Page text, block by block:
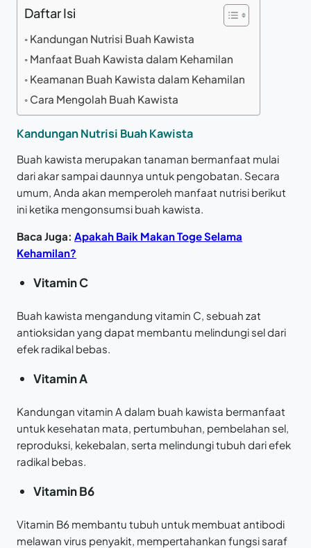
Daftar Isi
Kandungan Nutrisi Buah Kawista
Manfaat Buah Kawista dalam Kehamilan
Keamanan Buah Kawista dalam Kehamilan
Cara Mengolah Buah Kawista
Kandungan Nutrisi Buah Kawista
Buah kawista merupakan tanaman bermanfaat mulai
dari akar sampai daunnya untuk pengobatan. Secara
umum, Anda akan memperoleh manfaat nutrisi berikut
ini ketika mengonsumsi buah kawista.
Baca Juga: Apakah Baik Makan Toge Selama
Kehamilan?
Vitamin C
Buah kawista mengandung vitamin C, sebuah zat
antioksidan yang dapat membantu melindungi sel dari
efek radikal bebas.
Vitamin A
Kandungan vitamin A dalam buah kawista bermanfaat
untuk kesehatan mata, pertumbuhan, pembelahan sel,
reproduksi, kekebalan, serta melindungi tubuh dari efek
radikal bebas.
Vitamin B6
Vitamin B6 membantu tubuh untuk membuat antibodi
melawan virus penyakit, mempertahankan fungsi saraf